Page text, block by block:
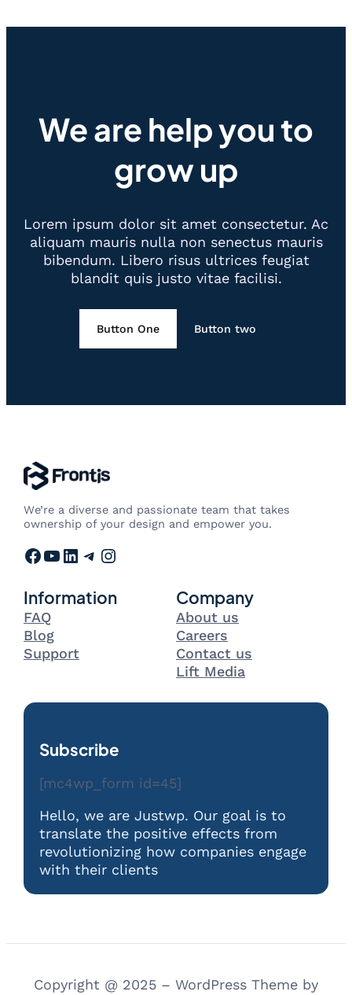
We are help you to
grow up
Lorem ipsum dolor sit amet consectetur. Ac
aliquam mauris nulla non senectus mauris
bibendum. Libero risus ultrices feugiat
blandit quis justo vitae facilisi.
Button One Button two
We’re a diverse and passionate team that takes
ownership of your design and empower you.
Facebook YouTube LinkedIn Telegram Instagram
Information
FAQ
Blog
Support
Company
About us
Careers
Contact us
Lift Media
Subscribe
[mc4wp_form id=45]
Hello, we are Justwp. Our goal is to
translate the positive effects from
revolutionizing how companies engage
with their clients
Copyright @ 2025 – WordPress Theme by